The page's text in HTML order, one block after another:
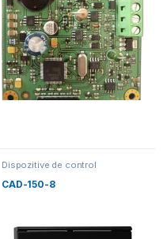
Dispozitive de control
CAD-150-8